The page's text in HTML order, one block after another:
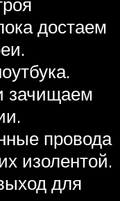
достаем
зачищаем
провода
изолентой.
для